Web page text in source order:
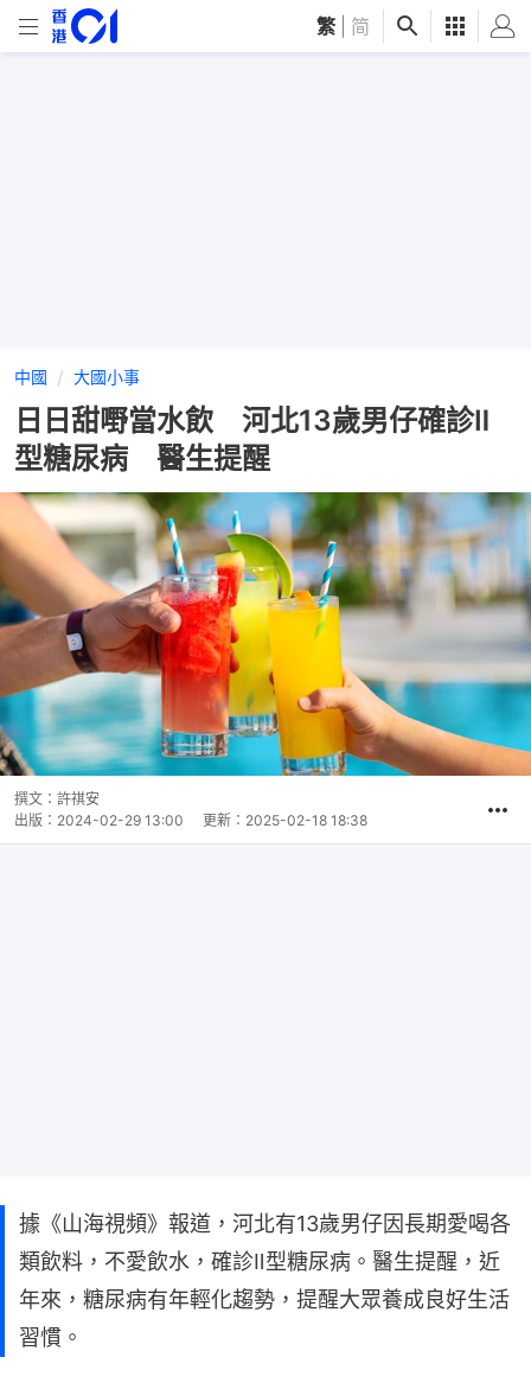
繁 简
中國 大國小事
日日甜嘢當水飲 河北13歲男仔確診Ⅱ
型糖尿病 醫生提醒
撰文： 許祺安
出版： 2024-02-29 13:00 更新： 2025-02-18 18:38
據《山海視頻》報道，河北有13歲男仔因長期愛喝各
類飲料，不愛飲水，確診Ⅱ型糖尿病。醫生提醒，近
年來，糖尿病有年輕化趨勢，提醒大眾養成良好生活
習慣。